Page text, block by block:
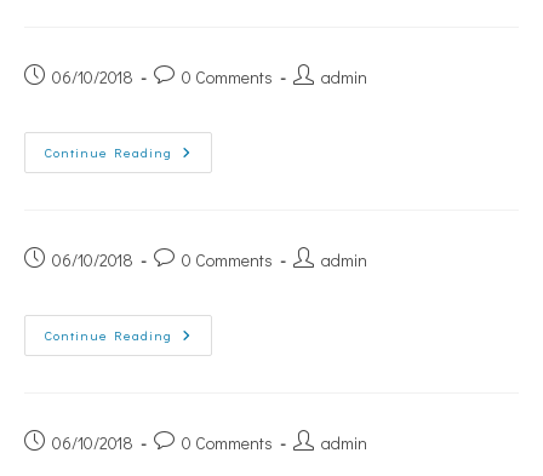
06/10/2018 0 Comments admin
Continue Reading
06/10/2018 0 Comments admin
Continue Reading
06/10/2018 0 Comments admin